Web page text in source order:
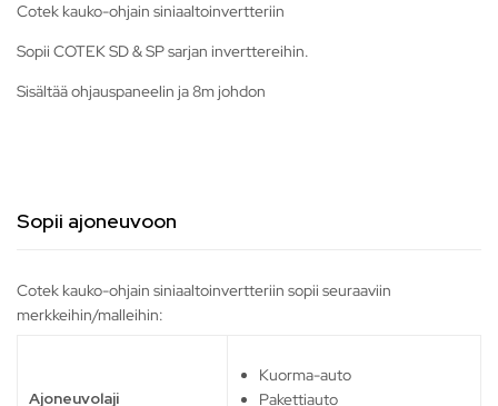
Cotek kauko-ohjain siniaaltoinvertteriin
Sopii COTEK SD & SP sarjan inverttereihin.
Sisältää ohjauspaneelin ja 8m johdon
Sopii ajoneuvoon
Cotek kauko-ohjain siniaaltoinvertteriin sopii seuraaviin
merkkeihin/malleihin:
Ajoneuvolaji
Kuorma-auto
Pakettiauto